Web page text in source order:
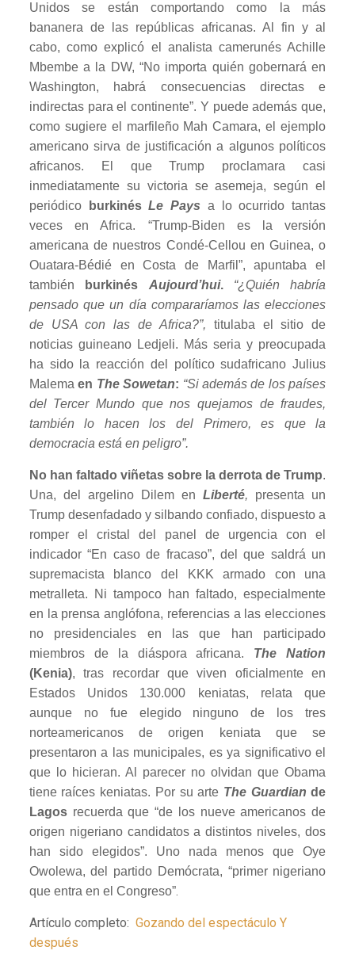
Unidos se están comportando como la más
bananera de las repúblicas africanas. Al fin y al
cabo, como explicó el analista camerunés Achille
Mbembe a la DW, “No importa quién gobernará en
Washington, habrá consecuencias directas e
indirectas para el continente”. Y puede además que,
como sugiere el marfileño Mah Camara, el ejemplo
americano sirva de justificación a algunos políticos
africanos. El que Trump proclamara casi
inmediatamente su victoria se asemeja, según el
periódico
burkinésLe Pays a lo ocurrido tantas
veces en Africa. “Trump-Biden es la versión
americana de nuestros Condé-Cellou en Guinea, o
Ouatara-Bédié en Costa de Marfil”, apuntaba el
también
burkinés Aujourd’hui.
“¿Quién habría
pensado que un día compararíamos las elecciones
de USA con las de Africa?”, titulaba el sitio de
noticias guineano Ledjeli. Más seria y preocupada
ha sido la reacción del político sudafricano Julius
Malemaen The Sowetan: “Si además de los países
del Tercer Mundo que nos quejamos de fraudes,
también lo hacen los del Primero, es que la
democracia está en peligro”.
No han faltado viñetas sobre la derrota de Trump.
Una, del argelino Dilem enLiberté, presenta un
Trump desenfadado y silbando confiado, dispuesto a
romper el cristal del panel de urgencia con el
indicador “En caso de fracaso”, del que saldrá un
supremacista blanco del KKK armado con una
metralleta. Ni tampoco han faltado, especialmente
en la prensa anglófona, referencias a las elecciones
no presidenciales en las que han participado
miembros de la diáspora africana. The Nation
(Kenia), tras recordar que viven oficialmente en
Estados Unidos 130.000 keniatas, relata que
aunque no fue elegido ninguno de los tres
norteamericanos de origen keniata que se
presentaron a las municipales, es ya significativo el
que lo hicieran. Al parecer no olvidan que Obama
tiene raíces keniatas. Por su arte The Guardian de
Lagosrecuerda que “de los nueve americanos de
origen nigeriano candidatos a distintos niveles, dos
han sido elegidos”. Uno nada menos que Oye
Owolewa, del partido Demócrata, “primer nigeriano
que entra en el Congreso”.
Artículo completo: Gozando del espectáculo Y
después